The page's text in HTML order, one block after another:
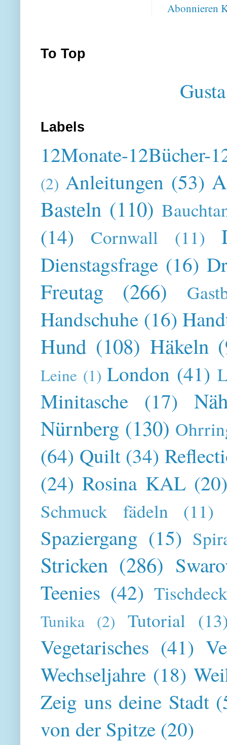
Abonnieren
To Top
Labels
12Monate-12Bücher-
(2) Anleitungen (53)
Basteln (110)
(14) Cornwall (11)
Dienstagsfrage (16)
Freutag (266)
Handschuhe (16)
Hund (108) Häkeln
Leine (1) London (41)
Minitasche (17)
Nürnberg (130)
(64) Quilt (34)
(24) Rosina KAL
Schmuck fädeln (11)
Spaziergang (15)
Stricken (286)
Teenies (42)
Tunika (2) Tutorial
Vegetarisches (41)
Wechseljahre (18)
Zeig uns deine Stadt
von der Spitze (20)